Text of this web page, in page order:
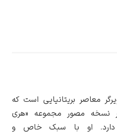
بریتانیایی است که
مصور مجموعه «هری
او با سبک خاص و